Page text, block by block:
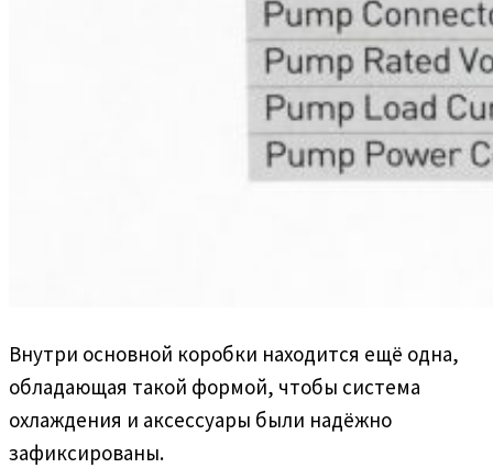
Внутри основной коробки находится ещё одна,
обладающая такой формой, чтобы система
охлаждения и аксессуары были надёжно
зафиксированы.